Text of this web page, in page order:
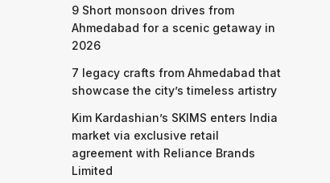
9 Short monsoon drives from
Ahmedabad for a scenic getaway in
2026
7 legacy crafts from Ahmedabad that
showcase the city’s timeless artistry
Kim Kardashian’s SKIMS enters India
market via exclusive retail
agreement with Reliance Brands
Limited